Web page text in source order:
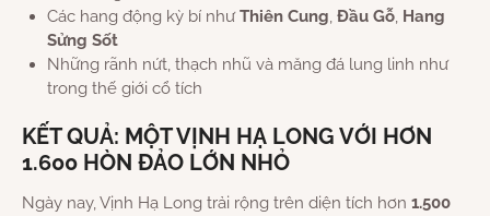
Các hang động kỳ bí nhưThiên Cung, Đầu Gỗ, Hang
Sửng Sốt
Những rãnh nứt, thạch nhũ và măng đá lung linh như
trong thế giới cổ tích
KẾT QUẢ: MỘT VỊNH HẠ LONG VỚI HƠN
1.600 HÒN ĐẢO LỚN NHỎ
Ngày nay, Vịnh Hạ Long trải rộng trên diện tích hơn 1.500